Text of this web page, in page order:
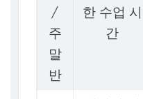
/
주
말
반
한 수업 시
간